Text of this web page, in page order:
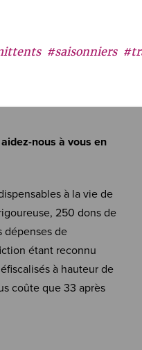
#saisonniers
nous à vous en
à la vie de
250 dons de
dépenses de
étant reconnu
à hauteur de
coûte que 33 après